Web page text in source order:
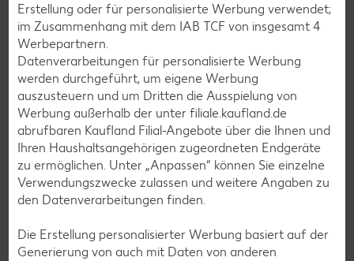
Grill-Rezepte
Muffin-Rezepte
Apfelkuchen-Rezepte
Schokokuchen-Rezepte
Torten-Rezepte
Eis-Rezepte
Pfannkuchen-Rezepte
Plätzchen-Rezepte
Erstellung oder für personalisierte Werbung verwendet;
im Zusammenhang mit dem IAB TCF von insgesamt 4
Werbepartnern.
Datenverarbeitungen für personalisierte Werbung
werden durchgeführt, um eigene Werbung
auszusteuern und um Dritten die Ausspielung von
Werbung außerhalb der unter filiale.kaufland.de
abrufbaren Kaufland Filial-Angebote über die Ihnen und
Ihren Haushaltsangehörigen zugeordneten Endgeräte
zu ermöglichen. Unter „Anpassen“ können Sie einzelne
Verwendungszwecke zulassen und weitere Angaben zu
den Datenverarbeitungen finden.
Die Erstellung personalisierter Werbung basiert auf der
Generierung von auch mit Daten von anderen